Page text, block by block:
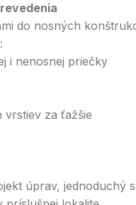
do nosných
i nenosnej priečky
za ťažšie
úprav, jednoduchý